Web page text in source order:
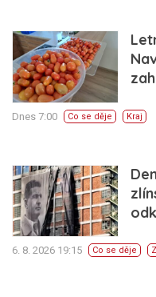
Dnes 7:00 Co se děje Kraj
6. 8. 2026 19:15 Co se děje